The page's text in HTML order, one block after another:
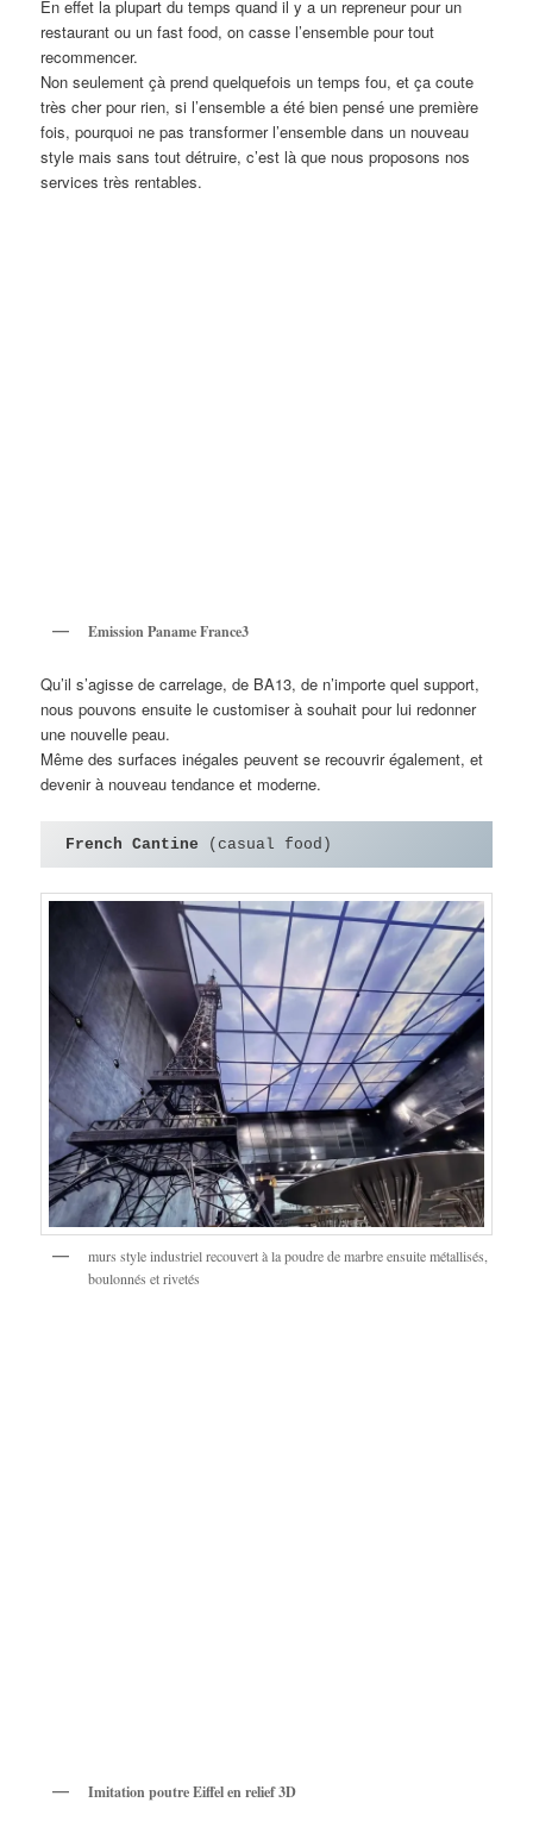
En effet la plupart du temps quand il y a un repreneur pour un
restaurant ou un fast food, on casse l’ensemble pour tout
recommencer.
Non seulement çà prend quelquefois un temps fou, et ça coute
très cher pour rien, si l’ensemble a été bien pensé une première
fois, pourquoi ne pas transformer l’ensemble dans un nouveau
style mais sans tout détruire, c’est là que nous proposons nos
services très rentables.
Emission Paname France3
Qu’il s’agisse de carrelage, de BA13, de n’importe quel support,
nous pouvons ensuite le customiser à souhait pour lui redonner
une nouvelle peau.
Même des surfaces inégales peuvent se recouvrir également, et
devenir à nouveau tendance et moderne.
French Cantine (casual food)
murs style industriel recouvert à la poudre de marbre ensuite métallisés,
boulonnés et rivetés
Imitation poutre Eiffel en relief 3D